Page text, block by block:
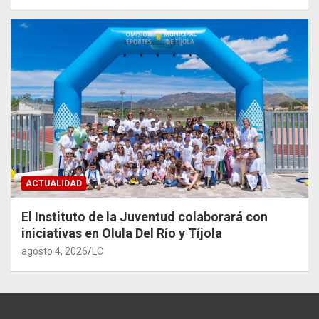
ACTUALIDAD
El Instituto de la Juventud colaborará con
iniciativas en Olula Del Río y Tíjola
agosto 4, 2026 LC